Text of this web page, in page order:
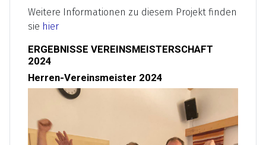
Weitere Informationen zu diesem Projekt finden
sie hier
ERGEBNISSE VEREINSMEISTERSCHAFT
2024
Herren-Vereinsmeister 2024